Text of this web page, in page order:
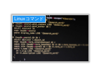
Linuxコマンド